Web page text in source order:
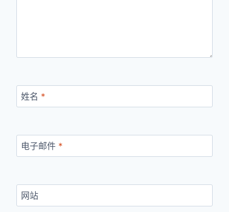
姓名 *
电子邮件 *
网站